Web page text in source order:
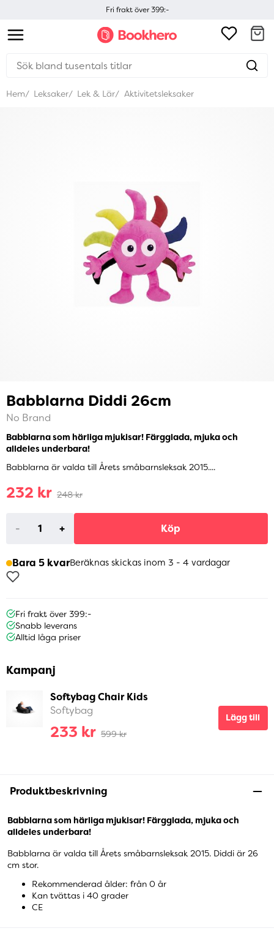
Fri frakt över 399:-
Hem Leksaker Lek & Lär Aktivitetsleksaker
Babblarna Diddi 26cm
No Brand
Babblarna som härliga mjukisar! Färgglada, mjuka och
alldeles underbara!
Babblarna är valda till Årets småbarnsleksak 2015....
232 kr 248 kr
- + Köp
Bara 5 kvarBeräknas skickas inom 3 - 4 vardagar
Fri frakt över 399:-
Snabb leverans
Alltid låga priser
Kampanj
Softybag Chair Kids
Softybag
233 kr 599 kr
Lägg till
Produktbeskrivning
Babblarna som härliga mjukisar! Färgglada, mjuka och
alldeles underbara!
Babblarna är valda till Årets småbarnsleksak 2015. Diddi är 26
cm stor.
Rekommenderad ålder: från 0 år
Kan tvättas i 40 grader
CE